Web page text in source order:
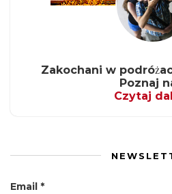
Zakochani w
Poznaj
Czytaj
Email *